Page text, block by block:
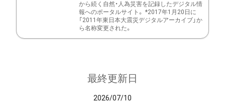
から続く自然・人為災害を記録したデジタル情
報へのポータルサイト。 *2017年1月20日に
「2011年東日本大震災デジタルアーカイブ」か
ら名称変更された。
最終更新日
2026/07/10